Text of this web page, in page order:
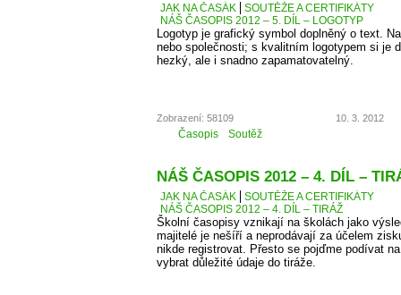
JAK NA ČASÁK
SOUTĚŽE A CERTIFIKÁTY
NÁŠ ČASOPIS 2012 – 5. DÍL – LOGOTYP
Logotyp je grafický symbol doplněný o text.
nebo společnosti; s kvalitním logotypem si je
hezký, ale i snadno zapamatovatelný.
Zobrazení: 58109 10. 3. 2012
Časopis Soutěž
NÁŠ ČASOPIS 2012 – 4. DÍL –
JAK NA ČASÁK
SOUTĚŽE A CERTIFIKÁTY
NÁŠ ČASOPIS 2012 – 4. DÍL – TIRÁŽ
Školní časopisy vznikají na školách jako
majitelé je nešíří a neprodávají za účelem
nikde registrovat. Přesto se pojďme podívat
vybrat důležité údaje do tiráže.